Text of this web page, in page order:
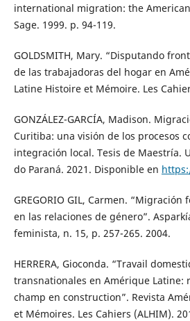
international migration: the
Sage. 1999. p. 94-119.
GOLDSMITH, Mary. “Disputando
de las trabajadoras del hogar en
Latine Histoire et Mémoire. Les
GONZÁLEZ-GARCÍA, Madison.
Curitiba: una visión de los procesos
integración local. Tesis de Maestría.
do Paraná. 2021. Disponible en
GREGORIO GIL, Carmen.
en las relaciones de género”.
feminista, n. 15, p. 257-265. 2004.
HERRERA, Gioconda. “Travail
transnationales en Amérique Latine:
champ en construction”. Revista
et Mémoires. Les Cahiers (ALHIM).